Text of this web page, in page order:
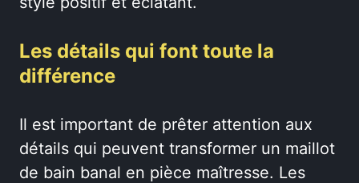
Les détails qui font toute la
différence
Il est important de prêter attention aux
détails qui peuvent transformer un maillot
de bain banal en pièce maîtresse. Les